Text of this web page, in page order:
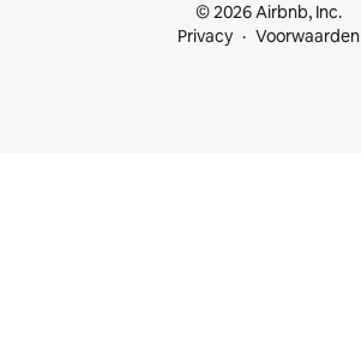
© 2026 Airbnb, Inc.
Privacy
Voorwaarden